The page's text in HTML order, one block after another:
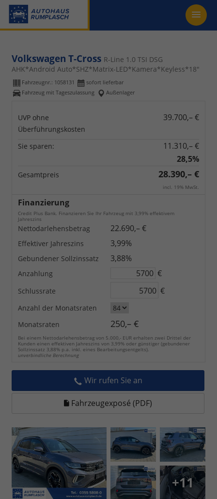
Volkswagen T-Cross R-Line 1.0 TSI DSG
AHK*Android Auto*SHZ*Matrix-LED*Kamera*Keyless*18"
Fahrzeugnr.: 1058131
sofort lieferbar
Fahrzeug mit Tageszulassung
Außenlager
UVP ohne
Überführungskosten
39.700,– €
Sie sparen:
11.310,– €
28,5%
Gesamtpreis 28.390,– €
incl. 19% MwSt.
Finanzierung
Credit Plus Bank. Finanzieren Sie Ihr Fahrzeug mit 3,99% effektivem
Jahreszins
Nettodarlehensbetrag 22.690,– €
Effektiver Jahreszins 3,99%
Gebundener Sollzinssatz 3,88%
Anzahlung €
Schlussrate €
Anzahl der Monatsraten
Monatsraten
250,– €
Bei einem Nettodarlehensbetrag von 5.000,- EUR erhalten zwei Drittel der
Kunden einen effektiven Jahreszins von 3,99% oder günstiger (gebundener
Sollzinssatz 3,88% p.a. inkl. eines Bearbeitungsentgelts).
unverbindliche Berechnung
Wir rufen Sie an
Fahrzeugexposé (PDF)
+11